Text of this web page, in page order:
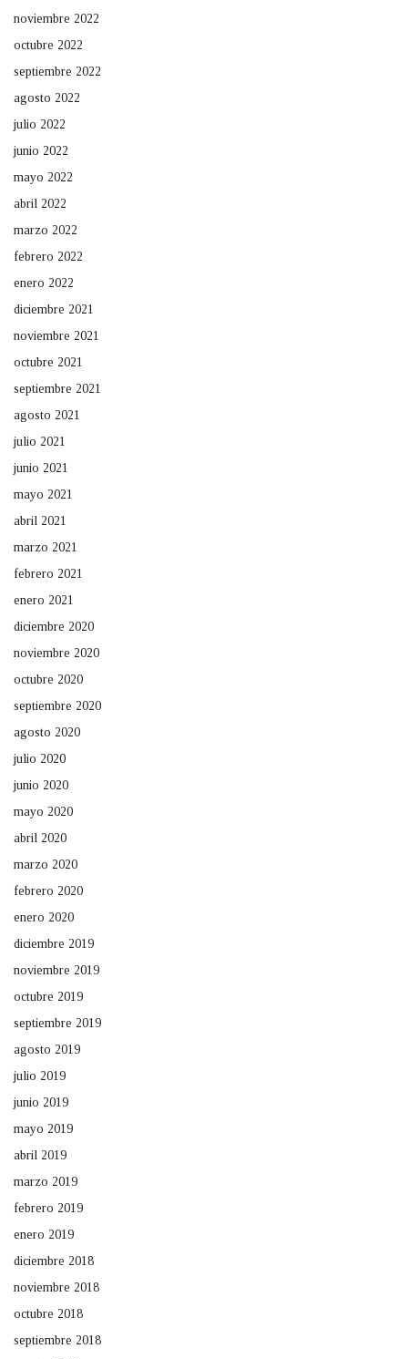
noviembre 2022
octubre 2022
septiembre 2022
agosto 2022
julio 2022
junio 2022
mayo 2022
abril 2022
marzo 2022
febrero 2022
enero 2022
diciembre 2021
noviembre 2021
octubre 2021
septiembre 2021
agosto 2021
julio 2021
junio 2021
mayo 2021
abril 2021
marzo 2021
febrero 2021
enero 2021
diciembre 2020
noviembre 2020
octubre 2020
septiembre 2020
agosto 2020
julio 2020
junio 2020
mayo 2020
abril 2020
marzo 2020
febrero 2020
enero 2020
diciembre 2019
noviembre 2019
octubre 2019
septiembre 2019
agosto 2019
julio 2019
junio 2019
mayo 2019
abril 2019
marzo 2019
febrero 2019
enero 2019
diciembre 2018
noviembre 2018
octubre 2018
septiembre 2018